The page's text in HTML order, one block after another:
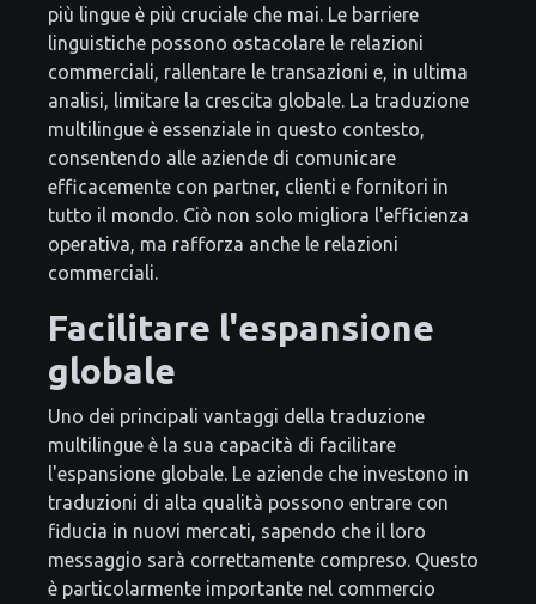
più lingue è più cruciale che mai. Le barriere
linguistiche possono ostacolare le relazioni
commerciali, rallentare le transazioni e, in ultima
analisi, limitare la crescita globale. La traduzione
multilingue è essenziale in questo contesto,
consentendo alle aziende di comunicare
efficacemente con partner, clienti e fornitori in
tutto il mondo. Ciò non solo migliora l'efficienza
operativa, ma rafforza anche le relazioni
commerciali.
Facilitare l'espansione
globale
Uno dei principali vantaggi della traduzione
multilingue è la sua capacità di facilitare
l'espansione globale. Le aziende che investono in
traduzioni di alta qualità possono entrare con
fiducia in nuovi mercati, sapendo che il loro
messaggio sarà correttamente compreso. Questo
è particolarmente importante nel commercio